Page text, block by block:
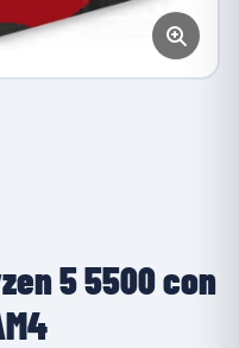
5 5500 con